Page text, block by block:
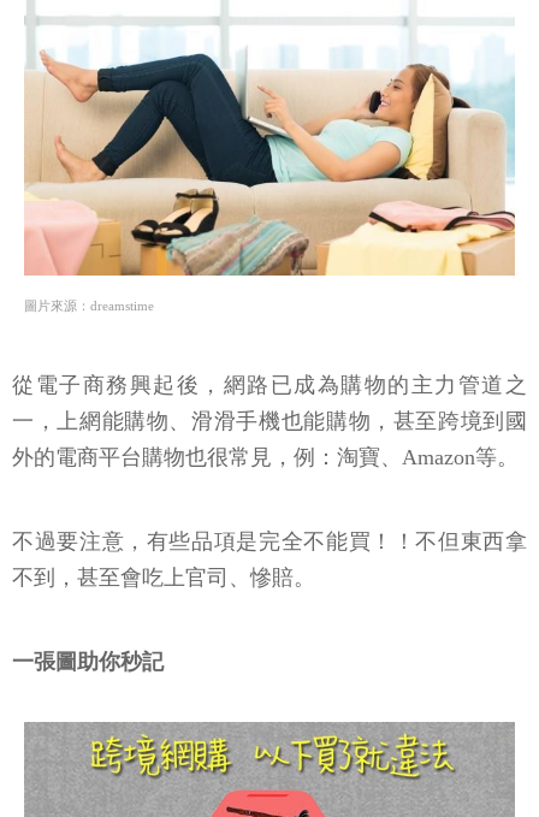
圖片來源：dreamstime
從電子商務興起後，網路已成為購物的主力管道之
一，上網能購物、滑滑手機也能購物，甚至跨境到國
外的電商平台購物也很常見，例：淘寶、Amazon等。
不過要注意，有些品項是完全不能買！！不但東西拿
不到，甚至會吃上官司、慘賠。
一張圖助你秒記